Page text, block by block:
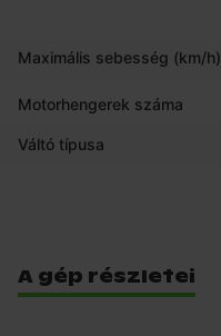
Maximális sebesség (km/h)
Motorhengerek száma
Váltó típusa
A gép részletei